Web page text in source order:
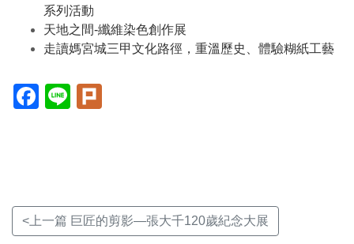
系列活動
天地之間-纖維染色創作展
走讀媽宮城三甲文化路徑，重溫歷史、體驗糊紙工藝
Facebook(另
開
Line(另
開
<上一篇 巨匠的剪影—張大千120歲紀念大展